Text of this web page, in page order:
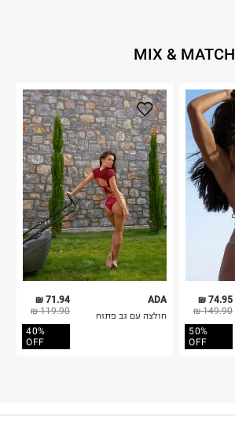
MIX & MATCH
71.94 ₪
119.90 ₪
40%
OFF
ADA
חולצה עם גב פתוח
74.95 ₪
149.90 ₪
50%
OFF